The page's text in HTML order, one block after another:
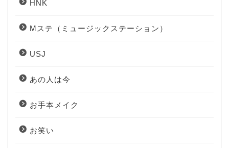
HNK
Mステ（ミュージックステーション）
USJ
あの人は今
お手本メイク
お笑い